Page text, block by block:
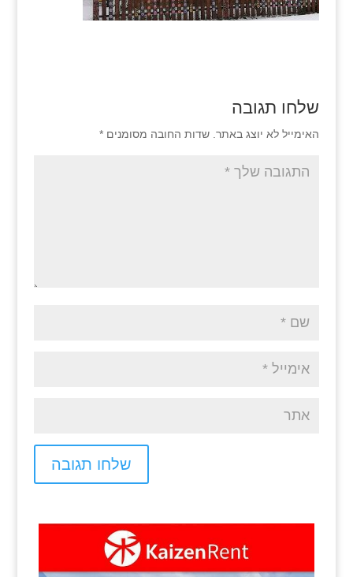
שלחו תגובה
האימייל לא יוצג באתר. שדות החובה מסומנים *